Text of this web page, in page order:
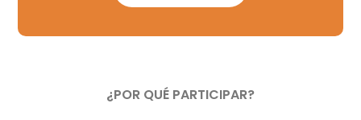
¿POR QUÉ PARTICIPAR?